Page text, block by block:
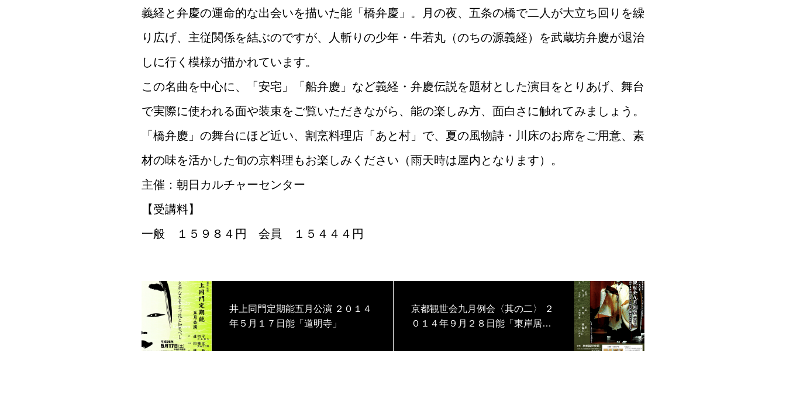
義経と弁慶の運命的な出会いを描いた能「橋弁慶」。月の夜、五条の橋で二人が大立ち回りを繰
り広げ、主従関係を結ぶのですが、人斬りの少年・牛若丸（のちの源義経）を武蔵坊弁慶が退治
しに行く模様が描かれています。
この名曲を中心に、「安宅」「船弁慶」など義経・弁慶伝説を題材とした演目をとりあげ、舞台
で実際に使われる面や装束をご覧いただきながら、能の楽しみ方、面白さに触れてみましょう。
「橋弁慶」の舞台にほど近い、割烹料理店「あと村」で、夏の風物詩・川床のお席をご用意、素
材の味を活かした旬の京料理もお楽しみください（雨天時は屋内となります）。
主催：朝日カルチャーセンター
【受講料】
一般 １５９８４円 会員 １５４４４円
井上同門定期能五月公演 ２０１４
年５月１７日能「道明寺」
京都観世会九月例会〈其の二〉 ２
０１４年９月２８日能「東岸居